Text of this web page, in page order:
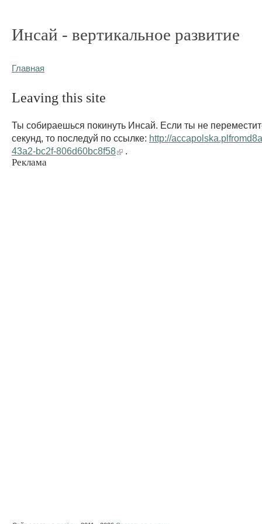
Инсай - вертикальное развитие
Главная
Leaving this site
Ты собираешься покинуть Инсай. Если ты не
секунд, то последуй по ссылке: http://
43a2-bc2f-806d60bc8f58
Реклама